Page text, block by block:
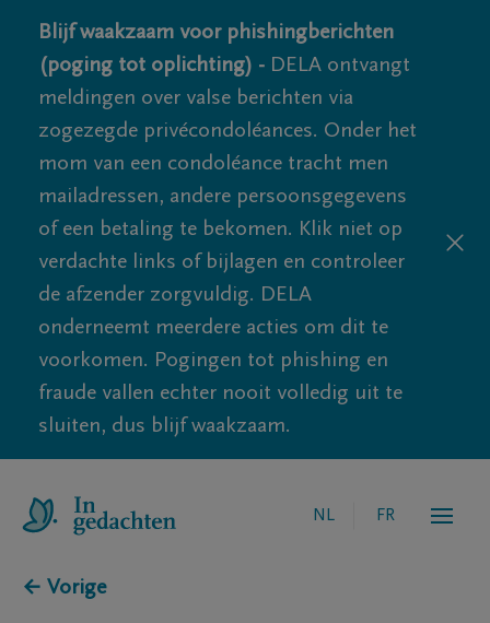
Blijf waakzaam voor phishingberichten
(poging tot oplichting) - DELA ontvangt
meldingen over valse berichten via
zogezegde privécondoléances. Onder het
mom van een condoléance tracht men
mailadressen, andere persoonsgegevens
of een betaling te bekomen. Klik niet op
verdachte links of bijlagen en controleer
de afzender zorgvuldig. DELA
onderneemt meerdere acties om dit te
voorkomen. Pogingen tot phishing en
fraude vallen echter nooit volledig uit te
sluiten, dus blijf waakzaam.
NL FR
← Vorige